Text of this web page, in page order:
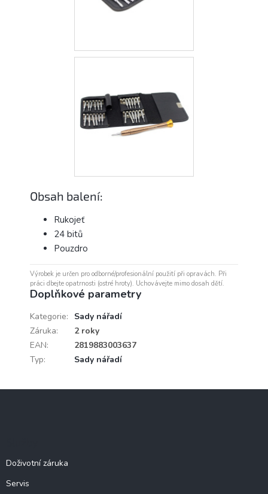
Obsah balení:
Rukojeť
24 bitů
Pouzdro
Výrobek je určen pro odborné/profesionální použití při opravách. Při
práci dbejte opatrnosti (ostré hroty). Uchovávejte mimo dosah dětí.
Doplňkové parametry
Kategorie:
Sady nářadí
Záruka:
2 roky
EAN:
2819883003637
Typ: Sady nářadí
Doživotní záruka
Servis